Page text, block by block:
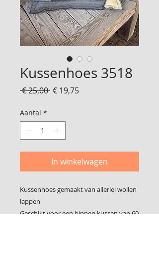
Kussenhoes 3518
€ 25,00 Normale
€ 19,75Verkoopprijs
Aantal *
In winkelwagen
Kussenhoes gemaakt van allerlei wollen
lappen
Geschikt voor een binnen kussen van 60